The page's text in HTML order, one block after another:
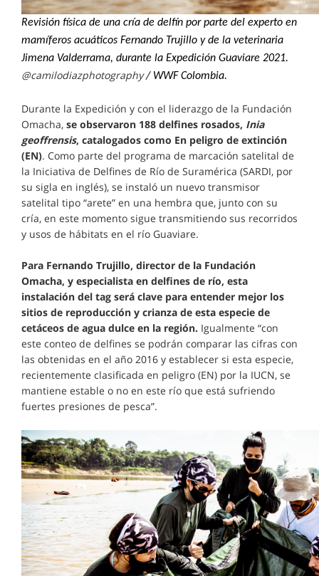
Revisión física de una cría de delfín por parte del experto en
mamíferos acuáticos Fernando Trujillo y de la veterinaria
Jimena Valderrama, durante la Expedición Guaviare 2021.
@camilodiazphotography/ WWF Colombia.
Durante la Expedición y con el liderazgo de la Fundación
Omacha, se observaron 188 delfines rosados, Inia
geoffrensis, catalogados como En peligro de extinción
(EN). Como parte del programa de marcación satelital de
la Iniciativa de Delfines de Río de Suramérica (SARDI, por
su sigla en inglés), se instaló un nuevo transmisor
satelital tipo “arete” en una hembra que, junto con su
cría, en este momento sigue transmitiendo sus recorridos
y usos de hábitats en el río Guaviare.
Para Fernando Trujillo, director de la Fundación
Omacha, y especialista en delfines de río, esta
instalación del tag será clave para entender mejor los
sitios de reproducción y crianza de esta especie de
cetáceos de agua dulce en la región. Igualmente “con
este conteo de delfines se podrán comparar las cifras con
las obtenidas en el año 2016 y establecer si esta especie,
recientemente clasificada en peligro (EN) por la IUCN, se
mantiene estable o no en este río que está sufriendo
fuertes presiones de pesca”.